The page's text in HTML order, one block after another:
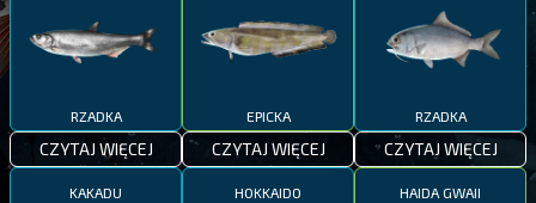
RZADKA
CZYTAJ WIĘCEJ
EPICKA
CZYTAJ WIĘCEJ
RZADKA
CZYTAJ WIĘCEJ
KAKADU HOKKAIDO HAIDA GWAII